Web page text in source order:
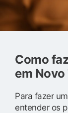
Como
em
Para fazer
entender os